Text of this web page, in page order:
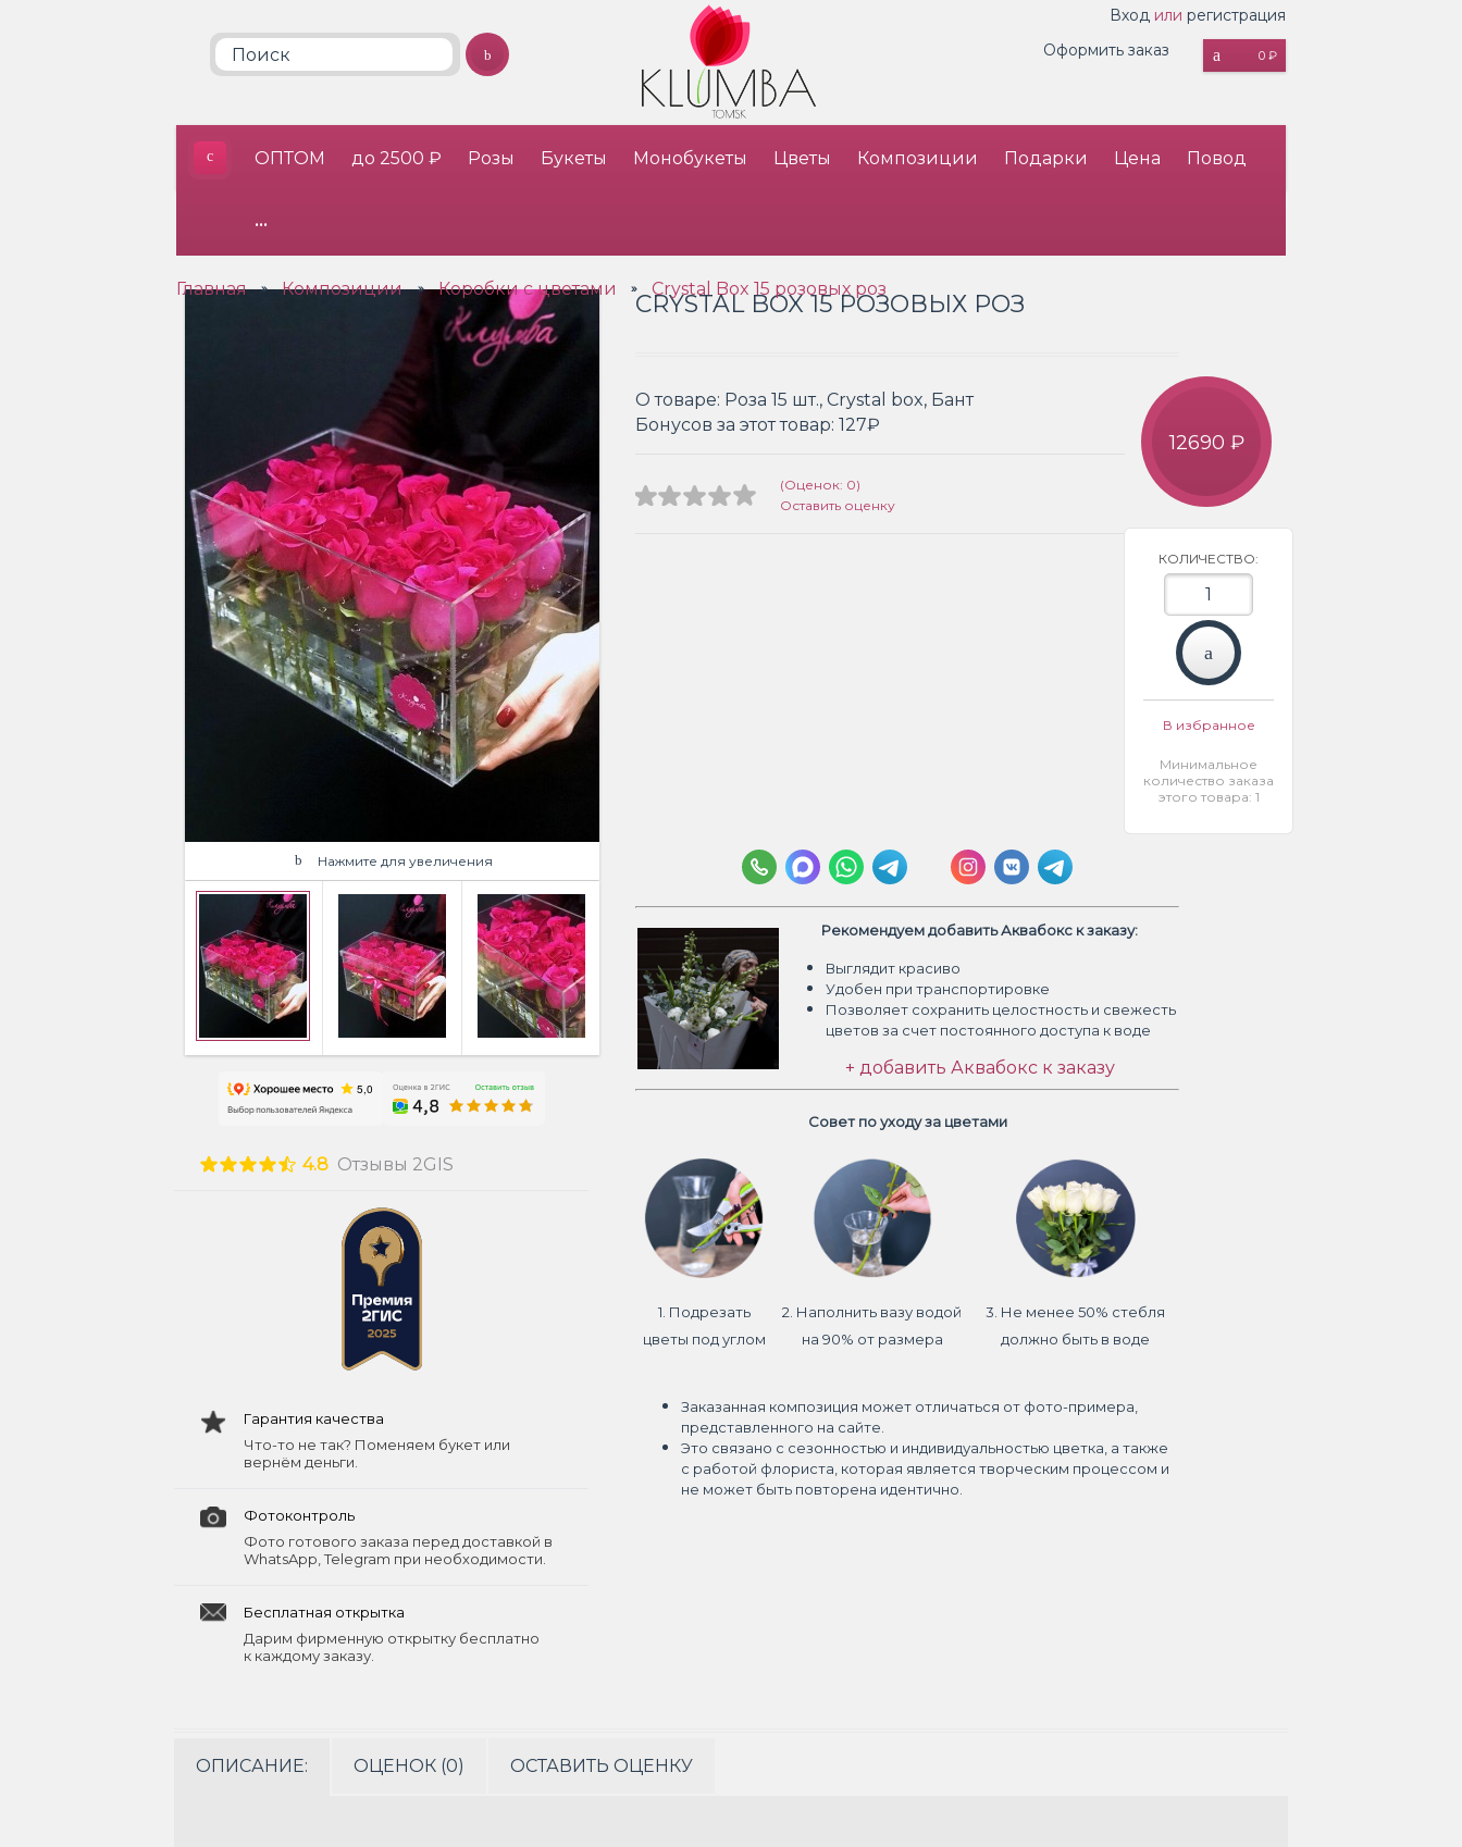
Вход или регистрация
0 ₽
Оформить заказ
ОПТОМ до 2500 ₽ Розы Букеты Монобукеты Цветы Композиции Подарки Цена Повод
•••
Главная » Композиции » Коробки с цветами » Crystal Box 15 розовых роз
Нажмите для увеличения
4.8 Отзывы 2GIS
Гарантия качества
Что-то не так? Поменяем букет или
вернём деньги.
Фотоконтроль
Фото готового заказа перед доставкой в
WhatsApp, Telegram при необходимости.
Бесплатная открытка
Дарим фирменную открытку бесплатно
к каждому заказу.
CRYSTAL BOX 15 РОЗОВЫХ РОЗ
О товаре: Роза 15 шт., Crystal box, Бант
Бонусов за этот товар: 127₽
(Оценок: 0)
Оставить оценку
12690 ₽
КОЛИЧЕСТВО:
В избранное
Минимальное
количество заказа
этого товара: 1
Рекомендуем добавить Аквабокс к заказу:
Выглядит красиво
Удобен при транспортировке
Позволяет сохранить целостность и свежесть
цветов за счет постоянного доступа к воде
+ добавить Аквабокс к заказу
Совет по уходу за цветами
1. Подрезать
цветы под углом
2. Наполнить вазу водой
на 90% от размера
3. Не менее 50% стебля
должно быть в воде
Заказанная композиция может отличаться от фото-примера,
представленного на сайте.
Это связано с сезонностью и индивидуальностью цветка, а также
с работой флориста, которая является творческим процессом и
не может быть повторена идентично.
ОПИСАНИЕ: ОЦЕНОК (0) ОСТАВИТЬ ОЦЕНКУ